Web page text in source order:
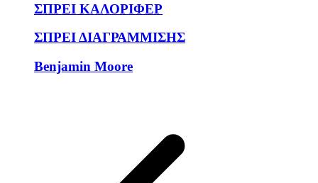
ΣΠΡΕΙ ΚΑΛΟΡΙΦΕΡ
ΣΠΡΕΙ ΔΙΑΓΡΑΜΜΙΣΗΣ
Benjamin Moore